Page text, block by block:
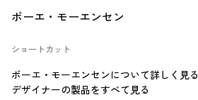
ボーエ・モーエンセン
ショートカット
ボーエ・モーエンセンについて詳しく見る
デザイナーの製品をすべて見る